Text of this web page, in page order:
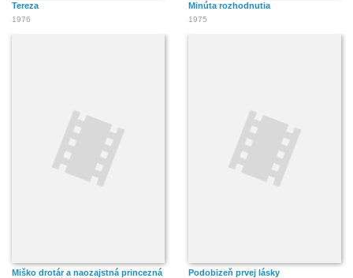
Tereza
1976
Minúta rozhodnutia
1975
Miško drotár a naozajstná princezná Podobizeň prvej lásky